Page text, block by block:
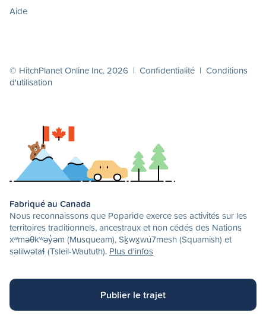
Aide
© HitchPlanet Online Inc. 2026 | Confidentialité | Conditions
d'utilisation
Fabriqué au Canada
Nous reconnaissons que Poparide exerce ses activités sur les
territoires traditionnels, ancestraux et non cédés des Nations
xʷməθkʷəy̓əm (Musqueam), Sḵwx̱wú7mesh (Squamish) et
səlilwətaɬ (Tsleil-Waututh). Plus d'infos